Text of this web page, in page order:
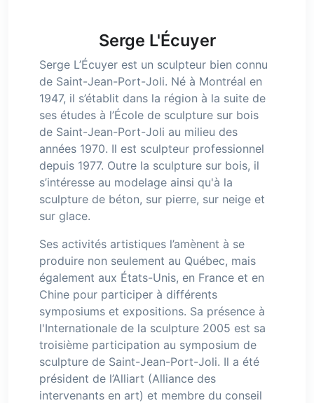
Serge L'Écuyer
Serge L’Écuyer est un sculpteur bien connu
de Saint-Jean-Port-Joli. Né à Montréal en
1947, il s’établit dans la région à la suite de
ses études à l’École de sculpture sur bois
de Saint-Jean-Port-Joli au milieu des
années 1970. Il est sculpteur professionnel
depuis 1977. Outre la sculpture sur bois, il
s’intéresse au modelage ainsi qu'à la
sculpture de béton, sur pierre, sur neige et
sur glace.
Ses activités artistiques l’amènent à se
produire non seulement au Québec, mais
également aux États-Unis, en France et en
Chine pour participer à différents
symposiums et expositions. Sa présence à
l'Internationale de la sculpture 2005 est sa
troisième participation au symposium de
sculpture de Saint-Jean-Port-Joli. Il a été
président de l’Alliart (Alliance des
intervenants en art) et membre du conseil